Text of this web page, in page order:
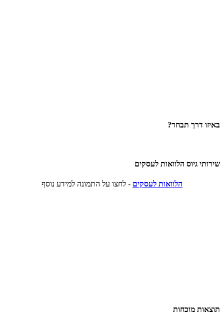
באיזו דרך תבחר?
שירותי גיוס הלוואות לעסקים
הלוואות לעסקים - לחצו על התמונה למידע נוסף
תוצאות מוכחות